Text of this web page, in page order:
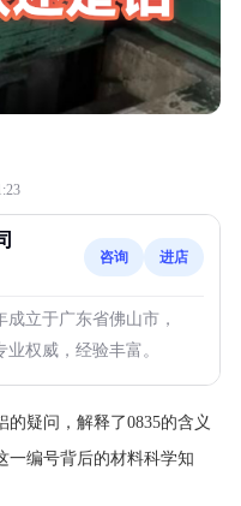
咨询 进店
立于广东省佛山市，
权威，经验丰富。
的疑问，解释了0835的含义
一编号背后的材料科学知